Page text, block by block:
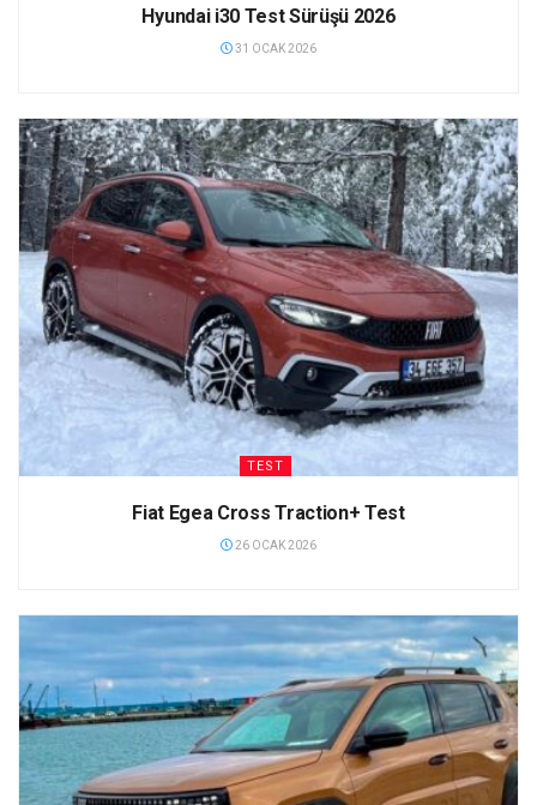
Hyundai i30 Test Sürüşü 2026
31 OCAK 2026
TEST
Fiat Egea Cross Traction+ Test
26 OCAK 2026